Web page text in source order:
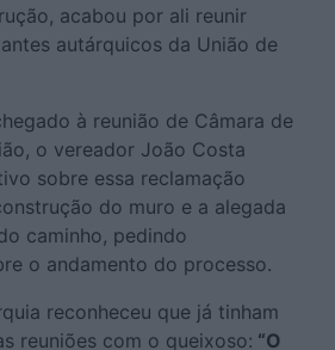
acabou por ali reunir
autárquicos da União de
à reunião de Câmara de
o vereador João Costa
sobre essa reclamação
do muro e a alegada
caminho, pedindo
o andamento do processo.
reconheceu que já tinham
reuniões com o queixoso: “O